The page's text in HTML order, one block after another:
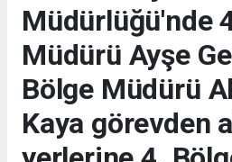
Müdürlüğü'nde
Müdürü Ayşe
Bölge Müdürü
Kaya görevden